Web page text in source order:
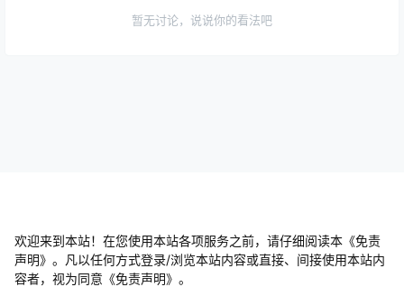
暂无讨论，说说你的看法吧
欢迎来到本站！在您使用本站各项服务之前，请仔细阅读本《免责
声明》。凡以任何方式登录/浏览本站内容或直接、间接使用本站内
容者，视为同意《免责声明》。